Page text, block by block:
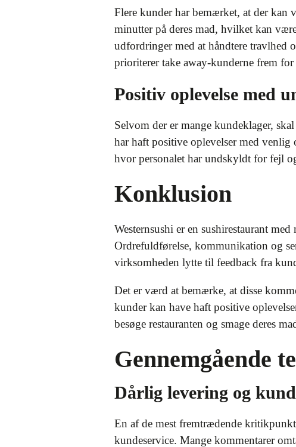
Flere kunder har bemærket, at der kan
minutter på deres mad, hvilket kan
udfordringer med at håndtere travlhed
prioriterer take away-kunderne frem
Positiv oplevelse med
Selvom der er mange kundeklager,
har haft positive oplevelser med
hvor personalet har undskyldt for fejl
Konklusion
Westernsushi er en sushirestaurant
Ordrefuldførelse, kommunikation og
virksomheden lytte til feedback fra
Det er værd at bemærke, at disse
kunder kan have haft positive
besøge restauranten og smage deres
Gennemgående
Dårlig levering og
En af de mest fremtrædende
kundeservice. Mange kommentarer